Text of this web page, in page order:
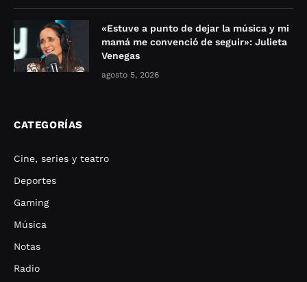
«Estuve a punto de dejar la música y mi
mamá me convenció de seguir»: Julieta
Venegas
agosto 5, 2026
CATEGORÍAS
Cine, series y teatro
Deportes
Gaming
Música
Notas
Radio